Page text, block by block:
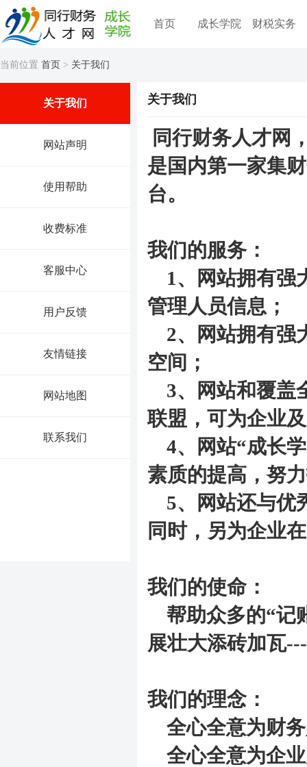
首页 成长学院 财税实务
当前位置 首页 > 关于我们
关于我们
网站声明
使用帮助
收费标准
客服中心
用户反馈
友情链接
网站地图
联系我们
关于我们
同行财务人才网
是国内第一家集
台。
我们的服务：
1、网站拥有强
管理人员信息；
2、网站拥有强
空间；
3、网站和覆盖
联盟，可为企业
4、网站“成长
素质的提高，努
5、网站还与优
同时，另为企业
我们的使命：
帮助众多的“记
展壮大添砖加瓦
我们的理念：
全心全意为财
全心全意为企